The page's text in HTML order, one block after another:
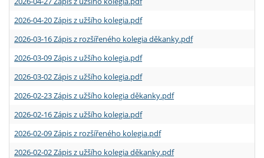
2026-04-20 Zápis z užšího kolegia.pdf
2026-03-16 Zápis z rozšířeného kolegia děkanky.pdf
2026-03-09 Zápis z užšího kolegia.pdf
2026-03-02 Zápis z užšího kolegia.pdf
2026-02-23 Zápis z užšího kolegia děkanky.pdf
2026-02-16 Zápis z užšího kolegia.pdf
2026-02-09 Zápis z rozšířeného kolegia.pdf
2026-02-02 Zápis z užšího kolegia děkanky.pdf